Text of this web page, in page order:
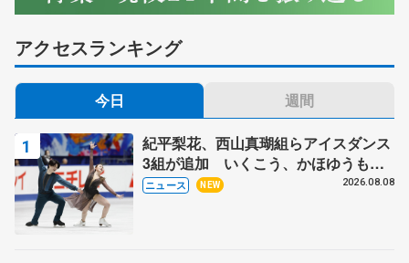
アクセスランキング
今日 週間
紀平梨花、西山真瑚組らアイスダンス
3組が追加 いくこう、かほゆうも、
木下グループ杯
ニュース NEW 2026.08.08